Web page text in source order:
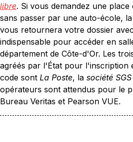
libre. Si vous demandez une
sans passer par une auto-école,
vous retournera votre dossier
indispensable pour accéder en
département de Côte-d'Or. Les
agréés par l'État pour l'inscription
code sont La Poste, la société SGS
opérateurs sont attendus pour le
Bureau Veritas et Pearson VUE.